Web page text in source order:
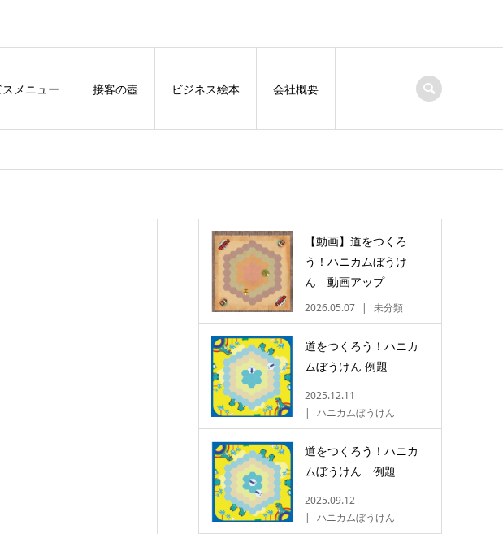
メニュー 接客の壺 ビジネス絵本 会社概要
【動画】道をつくろ
う！ハニカムぼうけ
ん 動画アップ
2026.05.07 未分類
道をつくろう！ハニカ
ムぼうけん 例題
2025.12.11
ハニカムぼうけん
道をつくろう！ハニカ
ムぼうけん 例題
2025.09.12
ハニカムぼうけん